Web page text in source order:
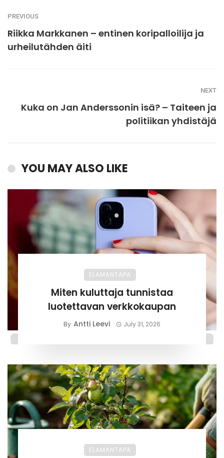
PREVIOUS
Riikka Markkanen – entinen koripalloilija ja
urheilutähden äiti
NEXT
Kuka on Jan Anderssonin isä? – Taiteen ja
politiikan yhdistäjä
YOU MAY ALSO LIKE
ELAMANTAPA
Miten kuluttaja tunnistaa
luotettavan verkkokaupan
By Antti Leevi July 31, 2026
ELAMANTAPA